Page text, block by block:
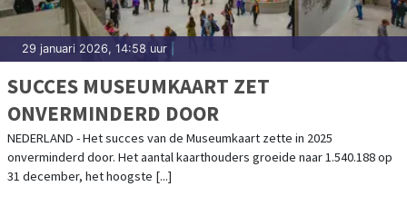
29 januari 2026, 14:58 uur
SUCCES MUSEUMKAART ZET
ONVERMINDERD DOOR
NEDERLAND - Het succes van de Museumkaart zette in 2025
onverminderd door. Het aantal kaarthouders groeide naar 1.540.188 op
31 december, het hoogste [...]